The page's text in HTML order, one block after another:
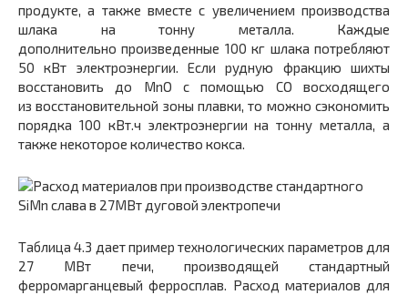
продукте, а также вместе с увеличением производства
шлака на тонну металла. Каждые
дополнительно произведенные 100 кг шлака потребляют
50 кВт электроэнергии. Если рудную фракцию шихты
восстановить до MnO с помощью СО восходящего
из восстановительной зоны плавки, то можно сэкономить
порядка 100 кВт.ч электроэнергии на тонну металла, а
также некоторое количество кокса.
Таблица 4.3 дает пример технологических параметров для
27 МВт печи, производящей стандартный
ферромарганцевый ферросплав. Расход материалов для